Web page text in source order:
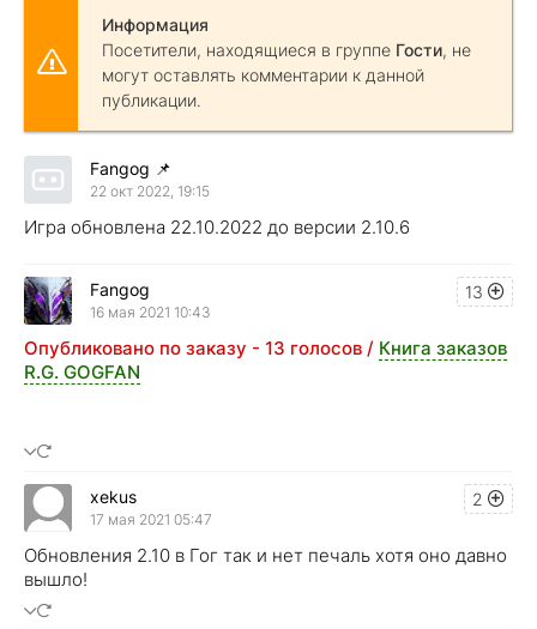
Информация
Посетители, находящиеся в группе Гости, не
могут оставлять комментарии к данной
публикации.
Fangog 📌
22 окт 2022, 19:15
Игра обновлена 22.10.2022 до версии 2.10.6
13
Fangog
16 мая 2021 10:43
Опубликовано по заказу - 13 голосов / Книга заказов
R.G. GOGFAN
2
xekus
17 мая 2021 05:47
Обновления 2.10 в Гог так и нет печаль хотя оно давно
вышло!